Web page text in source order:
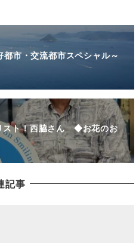
市・交流都市スペシャル～
スト！西脇さん ◆お花のお
記事